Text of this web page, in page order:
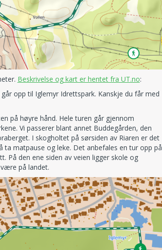
Beskrivelse og kart er hentet fra UT.no:
opp til Iglemyr Idrettspark. Kanskje du får med
på høyre hånd. Hele turen går gjennom
Vi passerer blant annet Buddegården, den
I skogholtet på sørsiden av Riaren er det
matpause og leke. Det anbefales en tur opp på
På den ene siden av veien ligger skole og
på landet.